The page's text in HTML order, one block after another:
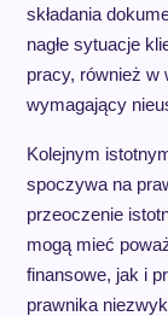
składania
nagłe sytuacje
pracy, również w
wymagający
Kolejnym
spoczywa na
przeoczenie
mogą mieć
finansowe, jak i
prawnika